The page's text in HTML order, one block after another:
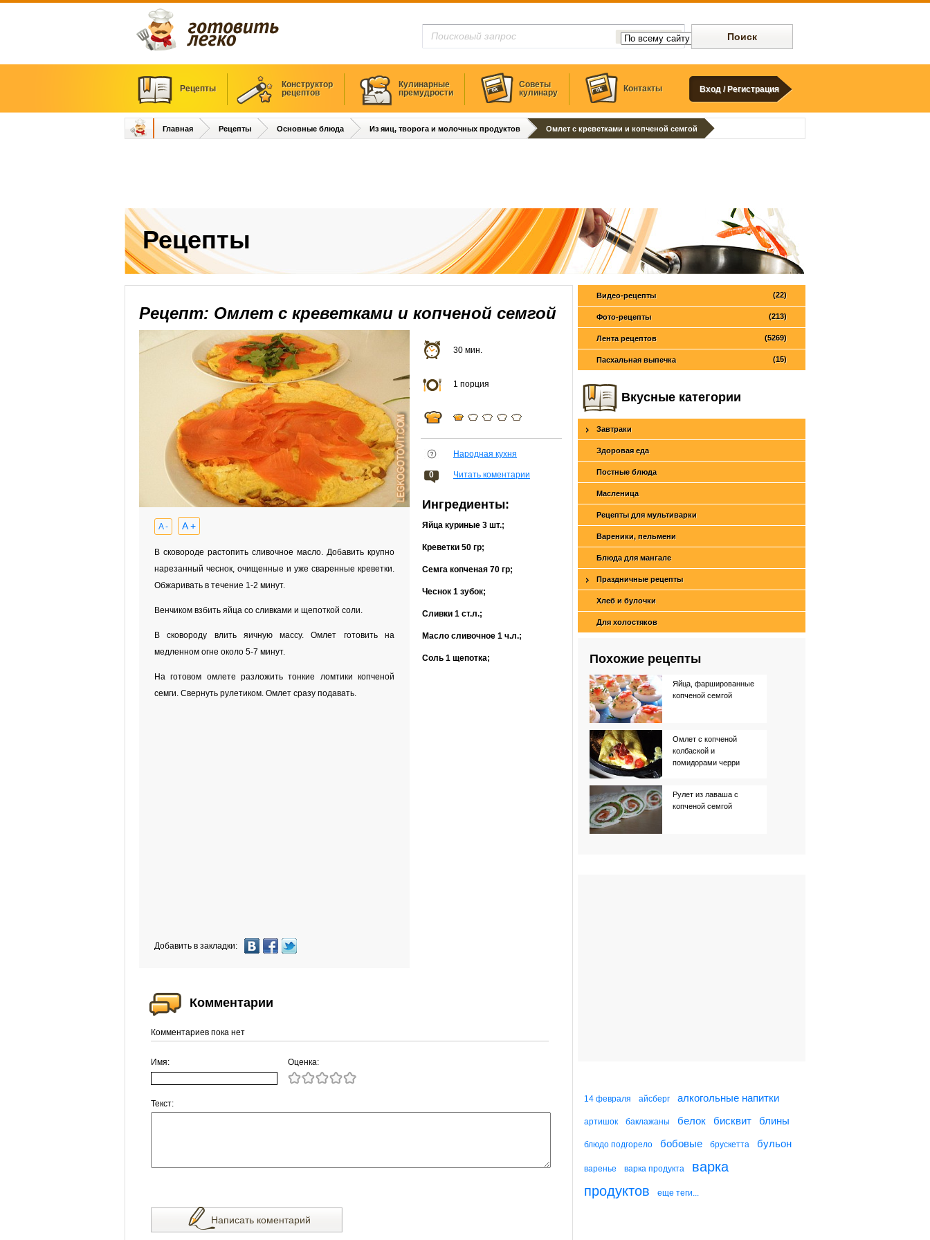
Рецепты
Конструктор
рецептов
Кулинарные
премудрости
Советы
кулинару
Контакты Вход / Регистрация
Главная Рецепты Основные блюда Из яиц, творога и молочных продуктов Омлет с креветками и копченой семгой
Рецепты
Рецепт: Омлет с креветками и копченой семгой
A - A +
В сковороде растопить сливочное масло. Добавить крупно
нарезанный чеснок, очищенные и уже сваренные креветки.
Обжаривать в течение 1-2 минут.
Венчиком взбить яйца со сливками и щепоткой соли.
В сковороду влить яичную массу. Омлет готовить на
медленном огне около 5-7 минут.
На готовом омлете разложить тонкие ломтики копченой
семги. Свернуть рулетиком. Омлет сразу подавать.
Добавить в закладки:
30 мин.
1 порция
Народная кухня
0 Читать коментарии
Ингредиенты:
Яйца куриные 3 шт.;
Креветки 50 гр;
Семга копченая 70 гр;
Чеснок 1 зубок;
Сливки 1 ст.л.;
Масло сливочное 1 ч.л.;
Соль 1 щепотка;
Комментарии
Комментариев пока нет
Имя: Оценка:
Текст:
Написать коментарий
(22)
Видео-рецепты
(213)
Фото-рецепты
(5269)
Лента рецептов
(15)
Пасхальная выпечка
Вкусные категории
Завтраки
Здоровая еда
Постные блюда
Масленица
Рецепты для мультиварки
Вареники, пельмени
Блюда для мангале
Праздничные рецепты
Хлеб и булочки
Для холостяков
Похожие рецепты
Яйца, фаршированные
копченой семгой
Омлет с копченой
колбаской и
помидорами черри
Рулет из лаваша с
копченой семгой
Картофельный салат с
копченой семгой
14 февраля айсберг алкогольные напитки
артишок баклажаны белок бисквит блины
блюдо подгорело бобовые брускетта бульон
варенье варка продукта
варка
продуктов
еще теги...